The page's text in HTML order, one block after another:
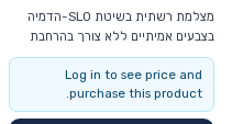
מצלמת רשתית בשיטת SLO-הדמיה
בצבעים אמיתיים ללא צורך בהרחבת
אישונים בדיקה באישון צר במיוחד (עד 2
מ"מ) שדה ראייה של 60 מעלות
מעלות הפעלה בעזרת טאבלט מצב
Log in to see price and
purchase this product.